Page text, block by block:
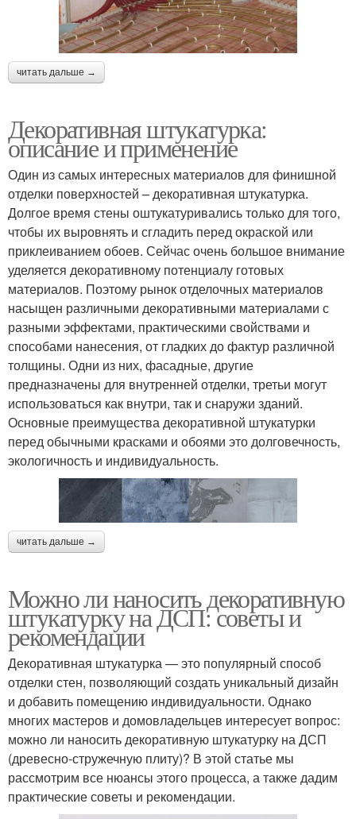
читать дальше →
Декоративная штукатурка:
описание и применение
Один из самых интересных материалов для финишной
отделки поверхностей – декоративная штукатурка.
Долгое время стены оштукатуривались только для того,
чтобы их выровнять и сгладить перед окраской или
приклеиванием обоев. Сейчас очень большое внимание
уделяется декоративному потенциалу готовых
материалов. Поэтому рынок отделочных материалов
насыщен различными декоративными материалами с
разными эффектами, практическими свойствами и
способами нанесения, от гладких до фактур различной
толщины. Одни из них, фасадные, другие
предназначены для внутренней отделки, третьи могут
использоваться как внутри, так и снаружи зданий.
Основные преимущества декоративной штукатурки
перед обычными красками и обоями это долговечность,
экологичность и индивидуальность.
читать дальше →
Можно ли наносить декоративную
штукатурку на ДСП: советы и
рекомендации
Декоративная штукатурка — это популярный способ
отделки стен, позволяющий создать уникальный дизайн
и добавить помещению индивидуальности. Однако
многих мастеров и домовладельцев интересует вопрос:
можно ли наносить декоративную штукатурку на ДСП
(древесно-стружечную плиту)? В этой статье мы
рассмотрим все нюансы этого процесса, а также дадим
практические советы и рекомендации.